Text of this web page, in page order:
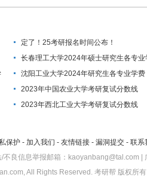
定了！25考研报名时间公布！
长春理工大学2024年硕士研究生各专业
沈阳工业大学2024年研究生各专业学费
2023年中国农业大学考研复试分数线
2023年西北工业大学考研复试分数线
保护 - 加入我们 - 友情链接 - 漏洞提交 - 联系
/不良信息举报邮箱：kaoyanbang@tal.com |
All Rights Reserved. 考研帮 版权所有